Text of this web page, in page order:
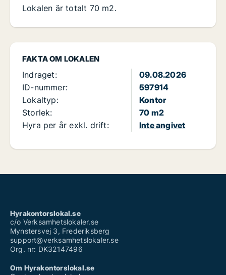
FAKTA OM LOKALEN
Indraget:
09.08.2026
ID-nummer:
597914
Lokaltyp:
Kontor
Storlek:
70 m2
Hyra per år exkl. drift:
Inte angivet
Lokalen är totalt 70 m2.
Hyrakontorslokal.se
c/o Verksamhetslokaler.se
Mynstersvej 3, Frederiksberg
support@verksamhetslokaler.se
Org. nr: DK32147496
Om Hyrakontorslokal.se